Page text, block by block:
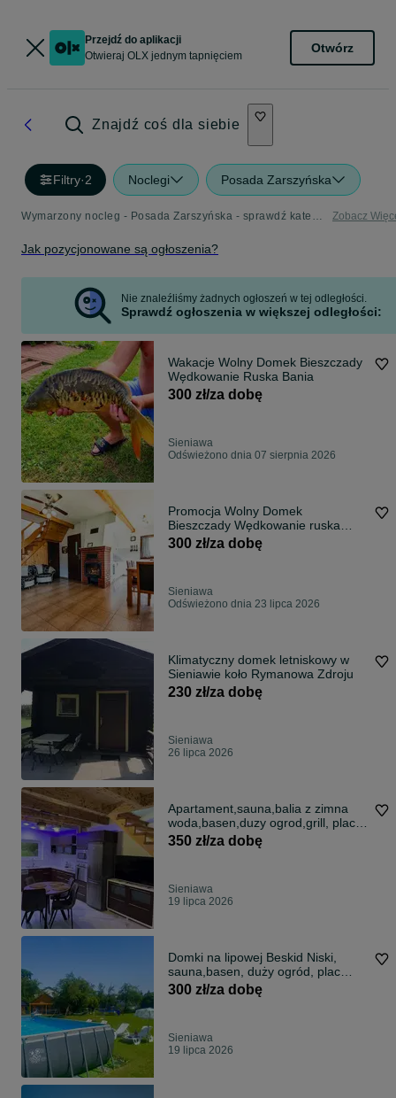
Przejdź do aplikacji
Otwieraj OLX jednym tapnięciem
Otwórz
Znajdź coś dla siebie
Filtry·2 Noclegi Posada Zarszyńska
Wymarzony nocleg - Posada Zarszyńska - sprawdź kategorię Noclegi Zobacz
Jak pozycjonowane są ogłoszenia?
Nie znaleźliśmy żadnych ogłoszeń w tej odległości.
Sprawdź ogłoszenia w większej odległości:
Wakacje Wolny Domek Bieszczady
Wędkowanie Ruska Bania
300 zł/za dobę
Sieniawa
Odświeżono dnia 07 sierpnia 2026
Promocja Wolny Domek
Bieszczady Wędkowanie ruska
bania
300 zł/za dobę
Sieniawa
Odświeżono dnia 23 lipca 2026
Klimatyczny domek letniskowy w
Sieniawie koło Rymanowa Zdroju
230 zł/za dobę
Sieniawa
26 lipca 2026
Apartament,sauna,balia z zimna
woda,basen,duzy ogrod,grill, plac
zabaw
350 zł/za dobę
Sieniawa
19 lipca 2026
Domki na lipowej Beskid Niski,
sauna,basen, duży ogród, plac
zabaw
300 zł/za dobę
Sieniawa
19 lipca 2026